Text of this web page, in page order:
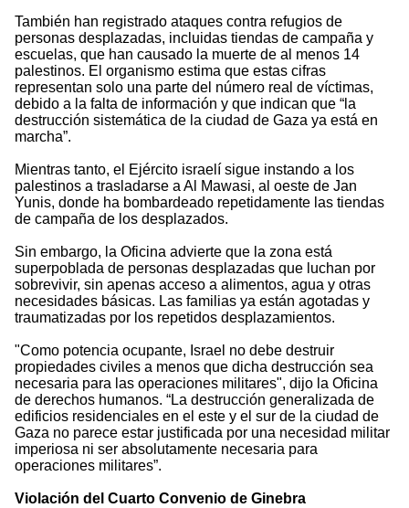
También han registrado ataques contra refugios de
personas desplazadas, incluidas tiendas de campaña y
escuelas, que han causado la muerte de al menos 14
palestinos. El organismo estima que estas cifras
representan solo una parte del número real de víctimas,
debido a la falta de información y que indican que “la
destrucción sistemática de la ciudad de Gaza ya está en
marcha”.
Mientras tanto, el Ejército israelí sigue instando a los
palestinos a trasladarse a Al Mawasi, al oeste de Jan
Yunis, donde ha bombardeado repetidamente las tiendas
de campaña de los desplazados.
Sin embargo, la Oficina advierte que la zona está
superpoblada de personas desplazadas que luchan por
sobrevivir, sin apenas acceso a alimentos, agua y otras
necesidades básicas. Las familias ya están agotadas y
traumatizadas por los repetidos desplazamientos.
"Como potencia ocupante, Israel no debe destruir
propiedades civiles a menos que dicha destrucción sea
necesaria para las operaciones militares", dijo la Oficina
de derechos humanos. “La destrucción generalizada de
edificios residenciales en el este y el sur de la ciudad de
Gaza no parece estar justificada por una necesidad militar
imperiosa ni ser absolutamente necesaria para
operaciones militares”.
Violación del Cuarto Convenio de Ginebra